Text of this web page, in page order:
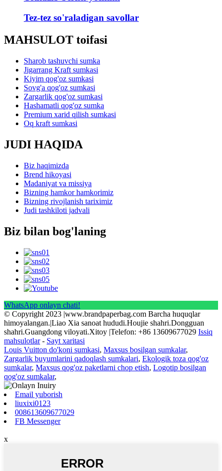
Tez-tez so'raladigan savollar
MAHSULOT toifasi
Sharob tashuvchi sumka
Jigarrang Kraft sumkasi
Kiyim qog'oz sumkasi
Sovg'a qog'oz sumkasi
Zargarlik qog'oz sumkasi
Hashamatli qog'oz sumka
Premium xarid qilish sumkasi
Oq kraft sumkasi
JUDI HAQIDA
Biz haqimizda
Brend hikoyasi
Madaniyat va missiya
Bizning hamkor hamkorimiz
Bizning rivojlanish tariximiz
Judi tashkiloti jadvali
Biz bilan bog'laning
WhatsApp onlayn chati!
© Copyright 2023 |www.brandpaperbag.com Barcha huquqlar
himoyalangan.|Liao Xia sanoat hududi.Houjie shahri.Dongguan
shahri.Guangdong viloyati.Xitoy |Telefon: +86 13609677029 Issiq
mahsulotlar- Sayt xaritasi
Louis Vuitton do'koni sumkasi, Maxsus bosilgan sumkalar,
Zargarlik buyumlarini qadoqlash sumkalari, Ekologik toza qog'oz
sumkalar, Maxsus qog'oz paketlarni chop etish, Logotip bosilgan
qog'oz sumkalar,
Email yuborish
liuxixi0123
008613609677029
FB Messenger
x